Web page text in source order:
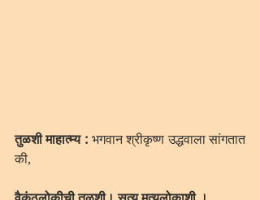
तुळशी माहात्म्य : भगवान श्रीकृष्ण उद्धवाला सांगतात
की,